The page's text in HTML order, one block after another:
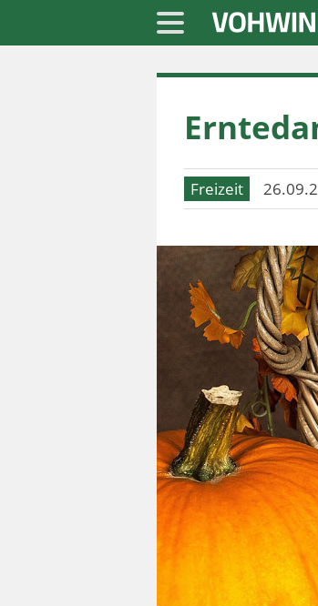
Startseite
» Blaulicht
» Notizen
» Sport
» Wirtschaft
Werbung
Datenschutz
Impressum
Freizeit